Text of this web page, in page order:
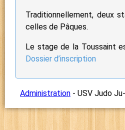
Traditionnellement, deux
celles de Pâques.
Le stage de la Toussaint
Dossier d’inscription
Administration - USV Judo